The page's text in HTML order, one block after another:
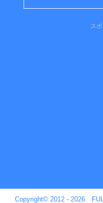
ス
Copyright© 2012 - 2026